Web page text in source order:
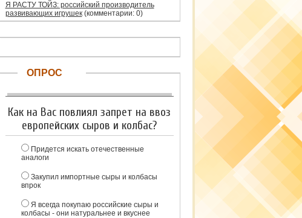
Я РАСТУ ТОЙЗ: российский производитель
развивающих игрушек(комментарии: 0)
ОПРОС
Как на Вас повлиял запрет на ввоз
европейских сыров и колбас?
Придется искать отечественные
аналоги
Закупил импортные сыры и колбасы
впрок
Я всегда покупаю российские сыры и
колбасы - они натуральнее и вкуснее